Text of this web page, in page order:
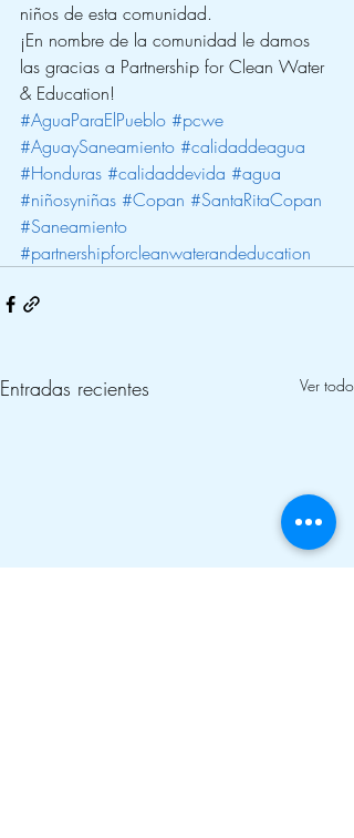
niños de esta comunidad.
¡En nombre de la comunidad le damos
las gracias a Partnership for Clean Water
& Education!
#AguaParaElPueblo #pcwe
#AguaySaneamiento #calidaddeagua
#Honduras #calidaddevida #agua
#niñosyniñas #Copan #SantaRitaCopan
#Saneamiento
#partnershipforcleanwaterandeducation
Entradas recientes Ver todo